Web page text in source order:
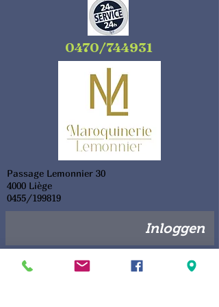
0470/744931
Passage Lemonnier 30
4000 Liège
0455/199819
Inloggen
Hoe een product retourneren: